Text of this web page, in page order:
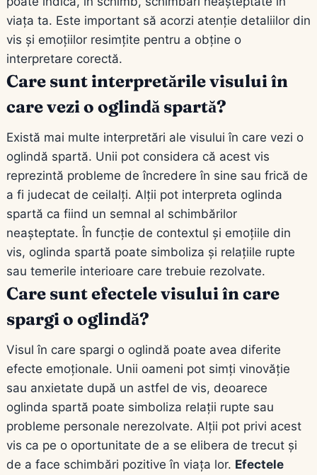
viața ta. Este important să acorzi atenție detaliilor din
vis și emoțiilor resimțite pentru a obține o
interpretare corectă.
Care sunt interpretările visului în
care vezi o oglindă spartă?
Există mai multe interpretări ale visului în care vezi o
oglindă spartă. Unii pot considera că acest vis
reprezintă probleme de încredere în sine sau frică de
a fi judecat de ceilalți. Alții pot interpreta oglinda
spartă ca fiind un semnal al schimbărilor
neașteptate. În funcție de contextul și emoțiile din
vis, oglinda spartă poate simboliza și relațiile rupte
sau temerile interioare care trebuie rezolvate.
Care sunt efectele visului în care
spargi o oglindă?
Visul în care spargi o oglindă poate avea diferite
efecte emoționale. Unii oameni pot simți vinovăție
sau anxietate după un astfel de vis, deoarece
oglinda spartă poate simboliza relații rupte sau
probleme personale nerezolvate. Alții pot privi acest
vis ca pe o oportunitate de a se elibera de trecut și
de a face schimbări pozitive în viața lor. Efectele